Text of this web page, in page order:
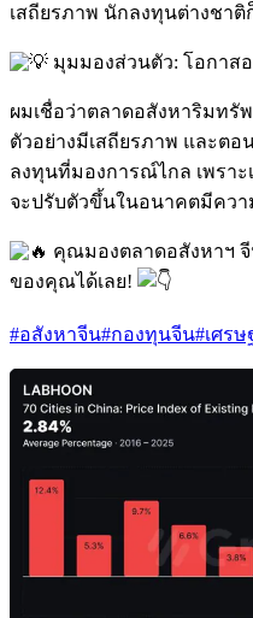
เสถียรภาพ นักลงทุนต่างชา
มุมมองส่วนตัว: โอกาส
ผมเชื่อว่าตลาดอสังหาริมทรั
ตัวอย่างมีเสถียรภาพ และตอ
ลงทุนที่มองการณ์ไกล เพรา
จะปรับตัวขึ้นในอนาคตมีควา
คุณมองตลาดอสังหาฯ จี
ของคุณได้เลย!
#อสังหาจีน#กองทุนจีน#เศร